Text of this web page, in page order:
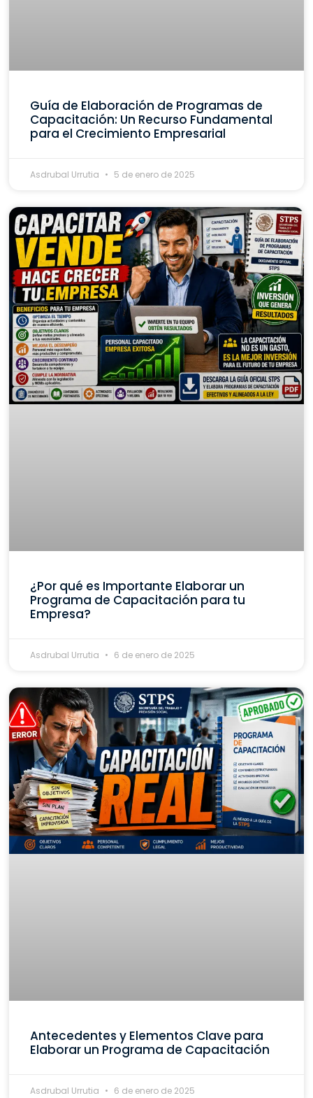
Guía de Elaboración de Programas de
Capacitación: Un Recurso Fundamental
para el Crecimiento Empresarial
Asdrubal Urrutia 5 de enero de 2025
¿Por qué es Importante Elaborar un
Programa de Capacitación para tu
Empresa?
Asdrubal Urrutia 6 de enero de 2025
Antecedentes y Elementos Clave para
Elaborar un Programa de Capacitación
Asdrubal Urrutia 6 de enero de 2025